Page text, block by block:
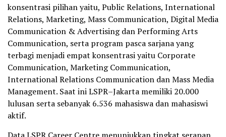
konsentrasi pilihan yaitu, Public Relations, International
Relations, Marketing, Mass Communication, Digital Media
Communication & Advertising dan Performing Arts
Communication, serta program pasca sarjana yang
terbagi menjadi empat konsentrasi yaitu Corporate
Communication, Marketing Communication,
International Relations Communication dan Mass Media
Management. Saat ini LSPR–Jakarta memiliki 20.000
lulusan serta sebanyak 6.536 mahasiswa dan mahasiswi
aktif.